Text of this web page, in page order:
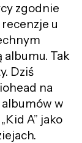
zgodnie
u
Tak
Dziś
na
w
A” jako